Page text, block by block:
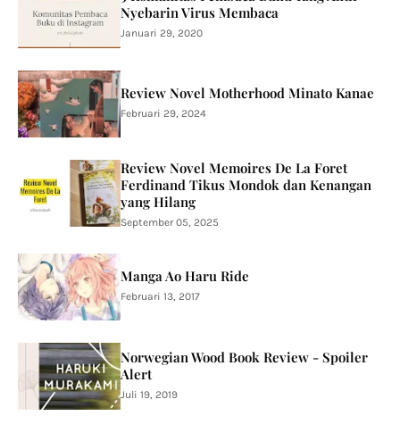
Nyebarin Virus Membaca
Januari 29, 2020
Review Novel Motherhood Minato Kanae
Februari 29, 2024
Review Novel Memoires De La Foret
Ferdinand Tikus Mondok dan Kenangan
yang Hilang
September 05, 2025
Manga Ao Haru Ride
Februari 13, 2017
Norwegian Wood Book Review - Spoiler
Alert
Juli 19, 2019